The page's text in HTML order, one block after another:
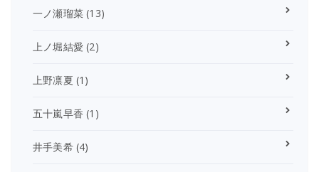
一ノ瀬瑠菜 (13)
上ノ堀結愛 (2)
上野凛夏 (1)
五十嵐早香 (1)
井手美希(4)